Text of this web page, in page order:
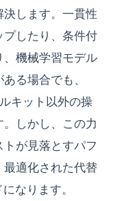
します。一貫性
したり、条件付
機械学習モデル
る場合でも、
キット以外の操
しかし、この力
が見落とすパフ
最適化された代替
なります。